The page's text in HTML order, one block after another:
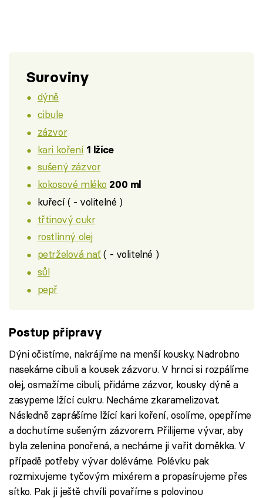
Suroviny
dýně
cibule
zázvor
kari koření 1 lžíce
sušený zázvor
kokosové mléko 200 ml
kuřecí ( - volitelné )
třtinový cukr
rostlinný olej
petrželová nať ( - volitelné )
sůl
pepř
Postup přípravy
Dýni očistíme, nakrájíme na menší kousky. Nadrobno
nasekáme cibuli a kousek zázvoru. V hrnci si rozpálíme
olej, osmažíme cibuli, přidáme zázvor, kousky dýně a
zasypeme lžící cukru. Necháme zkaramelizovat.
Následně zaprášíme lžící kari koření, osolíme, opepříme
a dochutíme sušeným zázvorem. Přilijeme vývar, aby
byla zelenina ponořená, a necháme ji vařit doměkka. V
případě potřeby vývar doléváme. Polévku pak
rozmixujeme tyčovým mixérem a propasírujeme přes
sítko. Pak ji ještě chvíli povaříme s polovinou